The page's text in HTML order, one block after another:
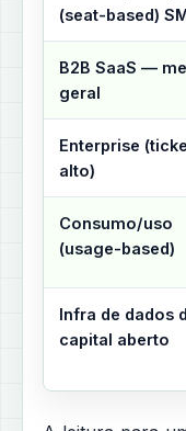
(seat-based)
B2B SaaS —
geral
Enterprise
alto)
Consumo/uso
(usage-based)
Infra de dados
capital aberto